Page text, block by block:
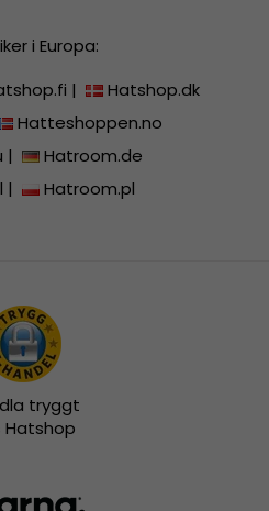
i Europa:
|
Hatshop.dk
Hatteshoppen.no
|
Hatroom.de
| Hatroom.pl
tryggt
Hatshop